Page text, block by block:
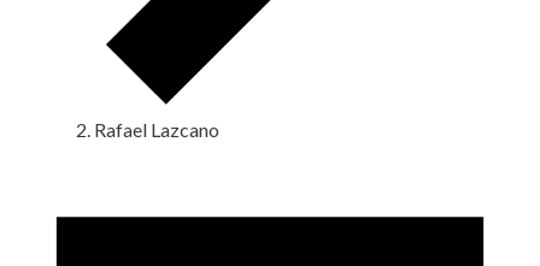
Rafael Lazcano